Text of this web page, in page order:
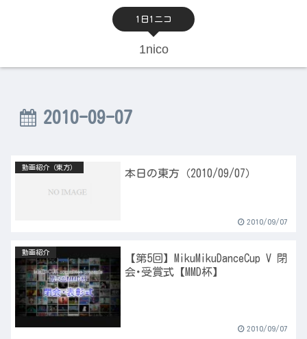
1日1ニコ
1nico
2010-09-07
動画紹介（東方）
本日の東方（2010/09/07）
2010/09/07
動画紹介
【第5回】MikuMikuDanceCup V 閉
会･受賞式【MMD杯】
2010/09/07